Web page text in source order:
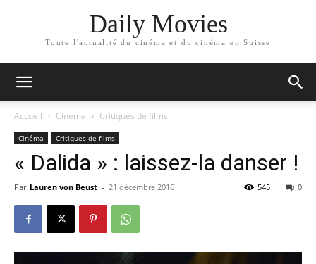
Daily Movies
Toute l'actualité du cinéma et du cinéma en Suisse
Accueil Cinéma Critiques de films
Cinéma Critiques de films
« Dalida » : laissez-la danser !
Par Lauren von Beust - 21 décembre 2016 0
545